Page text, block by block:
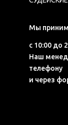
Мы
с 10:00 до
Наш
телефону
и через